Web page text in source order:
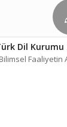
Dil
Bilimsel Faaliyetin